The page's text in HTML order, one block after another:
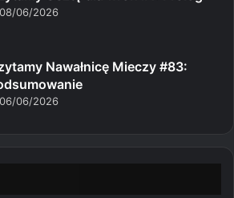
08/06/2026
Nawałnicę Mieczy #83:
06/06/2026